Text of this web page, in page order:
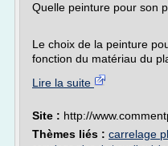
Quelle peinture pour son
Le choix de la peinture
fonction du matériau du
Lire la suite
Site : http://
Thèmes liés : carrelage